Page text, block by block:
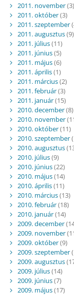
2011. november(3)
2011. október(3)
2011. szeptember
2011. augusztus(9)
2011. július(11)
2011. június(5)
2011. május(6)
2011. április(1)
2011. március(2)
2011. február(3)
2011. január(15)
2010. december(8)
2010. november
2010. október(11)
2010. szeptember
2010. augusztus
2010. július(9)
2010. június(22)
2010. május(14)
2010. április(11)
2010. március(13)
2010. február(18)
2010. január(14)
2009. december
2009. november
2009. október(9)
2009. szeptember
2009. augusztus
2009. július(14)
2009. június(7)
2009. május(17)